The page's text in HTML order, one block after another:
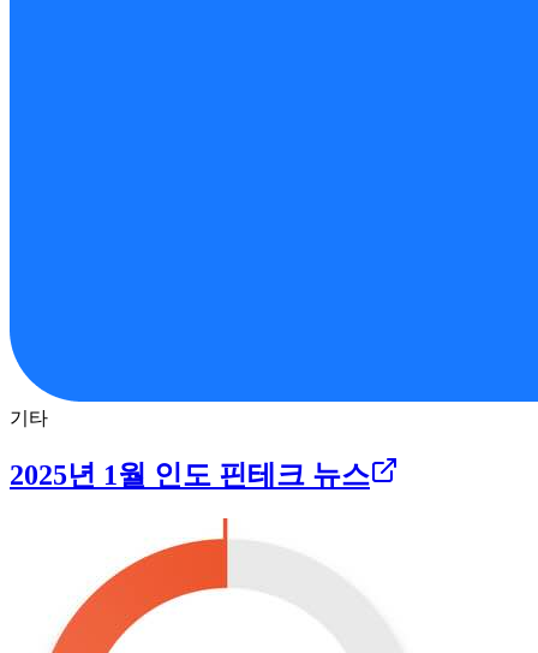
기타
2025년 1월 인도 핀테크 뉴스